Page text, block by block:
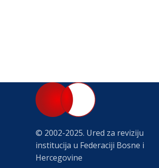
© 2002-2025. Ured za reviziju
institucija u Federaciji Bosne i
Hercegovine